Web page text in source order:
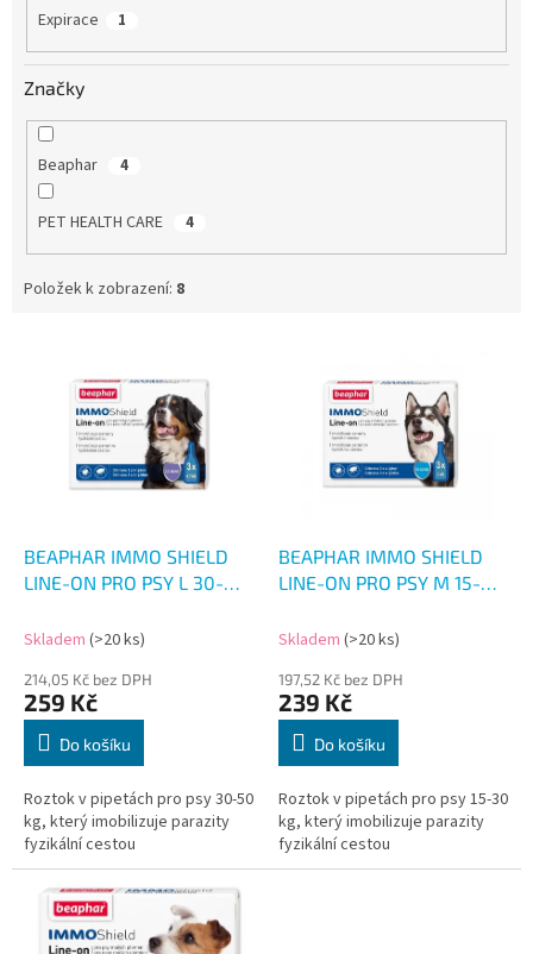
Expirace 1
Značky
Beaphar 4
PET HEALTH CARE 4
Položek k zobrazení: 8
BEAPHAR IMMO SHIELD
LINE-ON PRO PSY L 30-
Skladem (>20 ks)
214,05 Kč bez DPH
259 Kč
Do košíku
Roztok v pipetách pro psy 30-50
kg, který imobilizuje parazity
fyzikální cestou
BEAPHAR IMMO SHIELD
LINE-ON PRO PSY M 15-
Skladem (>20 ks)
197,52 Kč bez DPH
239 Kč
Do košíku
Roztok v pipetách pro psy 15-30
kg, který imobilizuje parazity
fyzikální cestou